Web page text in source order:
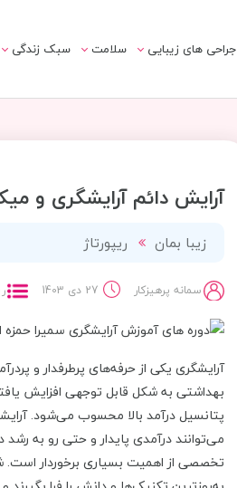
جراحی های زیبایی سلامت سبک زندگی
آرایش دائم آرایشگری و
زیبا بمان ریپورتاژ
سمانه پرهیزکار 27 دی 1403
آرایشگری یکی از حرفه‌های پرطرفدار و
بهداشتی به شکل قابل توجهی افزایش
پتانسیل درآمد بالا محسوب می‌شود.
می‌توانند درآمدی پایدار و حتی رو به
تخصصی از اهمیت بسیاری برخوردار است.